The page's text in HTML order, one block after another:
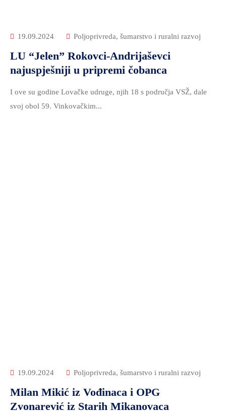
19.09.2024 Poljoprivreda, šumarstvo i ruralni razvoj
LU “Jelen” Rokovci-Andrijaševci
najuspješniji u pripremi čobanca
I ove su godine Lovačke udruge, njih 18 s područja VSŽ, dale
svoj obol 59. Vinkovačkim...
19.09.2024 Poljoprivreda, šumarstvo i ruralni razvoj
Milan Mikić iz Vođinaca i OPG
Zvonarević iz Starih Mikanovaca